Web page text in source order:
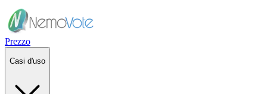
Prezzo
Casi d'uso